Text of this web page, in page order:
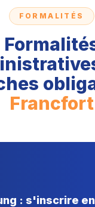
FORMALITÉS
Francfort
: s'inscrire